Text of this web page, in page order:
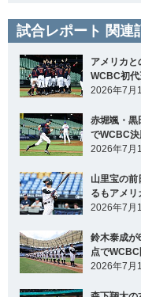
試合レポート 関連
アメリカ
WCBC初代
2026年7月
赤堀颯・黒
でWCBC
2026年7月
山里宝の
るもアメリ
2026年7月
鈴木泰成が
点で
2026年7月